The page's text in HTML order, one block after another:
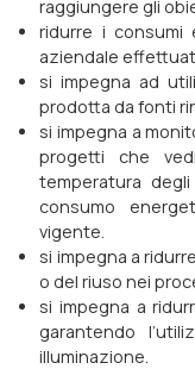
raggiungere gli
ridurre i consumi
aziendale
si impegna ad
prodotta da fonti
si impegna a
progetti che
temperatura
consumo
vigente.
si impegna a
o del riuso nei
si impegna a
garantendo
illuminazione.